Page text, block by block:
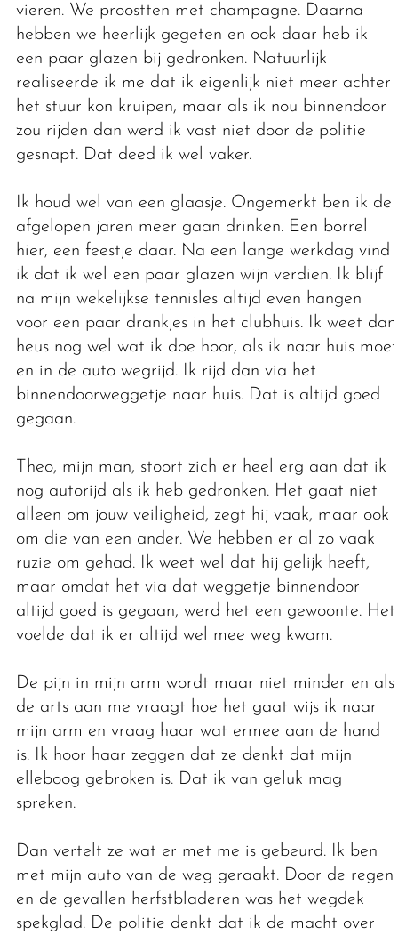
vieren. We proostten met champagne. Daarna
hebben we heerlijk gegeten en ook daar heb ik
een paar glazen bij gedronken. Natuurlijk
realiseerde ik me dat ik eigenlijk niet meer achter
het stuur kon kruipen, maar als ik nou binnendoor
zou rijden dan werd ik vast niet door de politie
gesnapt. Dat deed ik wel vaker.
Ik houd wel van een glaasje. Ongemerkt ben ik de
afgelopen jaren meer gaan drinken. Een borrel
hier, een feestje daar. Na een lange werkdag vind
ik dat ik wel een paar glazen wijn verdien. Ik blijf
na mijn wekelijkse tennisles altijd even hangen
voor een paar drankjes in het clubhuis. Ik weet dan
heus nog wel wat ik doe hoor, als ik naar huis moet
en in de auto wegrijd. Ik rijd dan via het
binnendoorweggetje naar huis. Dat is altijd goed
gegaan.
Theo, mijn man, stoort zich er heel erg aan dat ik
nog autorijd als ik heb gedronken. Het gaat niet
alleen om jouw veiligheid, zegt hij vaak, maar ook
om die van een ander. We hebben er al zo vaak
ruzie om gehad. Ik weet wel dat hij gelijk heeft,
maar omdat het via dat weggetje binnendoor
altijd goed is gegaan, werd het een gewoonte. Het
voelde dat ik er altijd wel mee weg kwam.
De pijn in mijn arm wordt maar niet minder en als
de arts aan me vraagt hoe het gaat wijs ik naar
mijn arm en vraag haar wat ermee aan de hand
is. Ik hoor haar zeggen dat ze denkt dat mijn
elleboog gebroken is. Dat ik van geluk mag
spreken.
Dan vertelt ze wat er met me is gebeurd. Ik ben
met mijn auto van de weg geraakt. Door de regen
en de gevallen herfstbladeren was het wegdek
spekglad. De politie denkt dat ik de macht over